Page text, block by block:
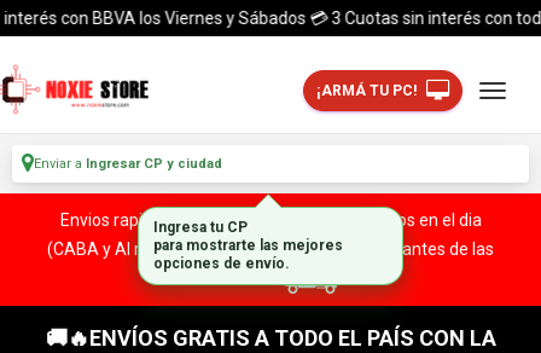
con BBVA los Viernes y Sábados 💳 3 Cuotas sin interés con
¡ARMÁ TU PC!
Enviar a Ingresar CP y ciudad
Envios rapidos y seguros a todo el pais. ¡ Envios en el dia
(CABA y Al rededores) Acreditando tu compra antes de las
🚚🔥ENVÍOS GRATIS A TODO EL PAÍS CON LA
Ingresa tu CP
para mostrarte las mejores
opciones de envío.